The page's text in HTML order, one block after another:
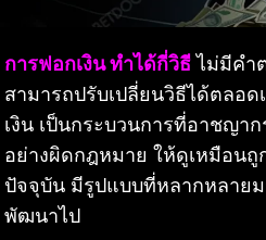
การฟอกเงิน ทำได้กี่วิธีไม่มีคำ
สามารถปรับเปลี่ยนวิธีได้ตลอด
เงิน เป็นกระบวนการที่อาชญา
อย่างผิดกฎหมาย ให้ดูเหมือน
ปัจจุบัน มีรูปแบบที่หลากหลาย
พัฒนาไป